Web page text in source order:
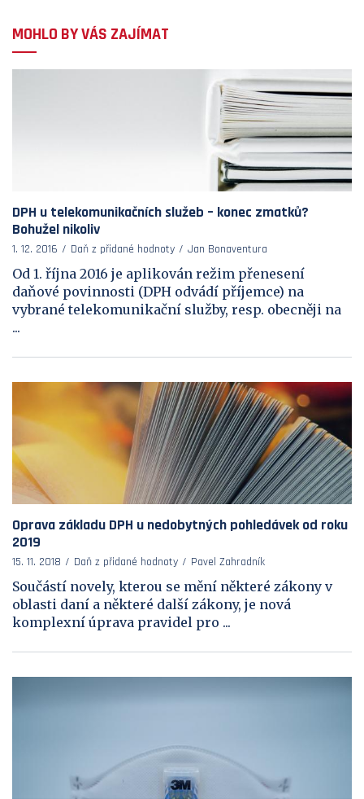
MOHLO BY VÁS ZAJÍMAT
DPH u telekomunikačních služeb – konec zmatků?
Bohužel nikoliv
1. 12. 2016 Daň z přidané hodnoty Jan Bonaventura
Od 1. října 2016 je aplikován režim přenesení
daňové povinnosti (DPH odvádí příjemce) na
vybrané telekomunikační služby, resp. obecněji na
...
Oprava základu DPH u nedobytných pohledávek od roku
2019
15. 11. 2018 Daň z přidané hodnoty Pavel Zahradník
Součástí novely, kterou se mění některé zákony v
oblasti daní a některé další zákony, je nová
komplexní úprava pravidel pro ...